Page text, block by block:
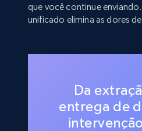
que você continue
unificado elimina as dores
Da
entrega de